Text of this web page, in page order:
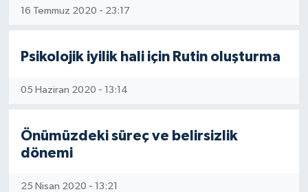
16 Temmuz 2020 - 23:17
Psikolojik iyilik hali için Rutin oluşturma
05 Haziran 2020 - 13:14
Önümüzdeki süreç ve belirsizlik
dönemi
25 Nisan 2020 - 13:21
İÇ HABERLER